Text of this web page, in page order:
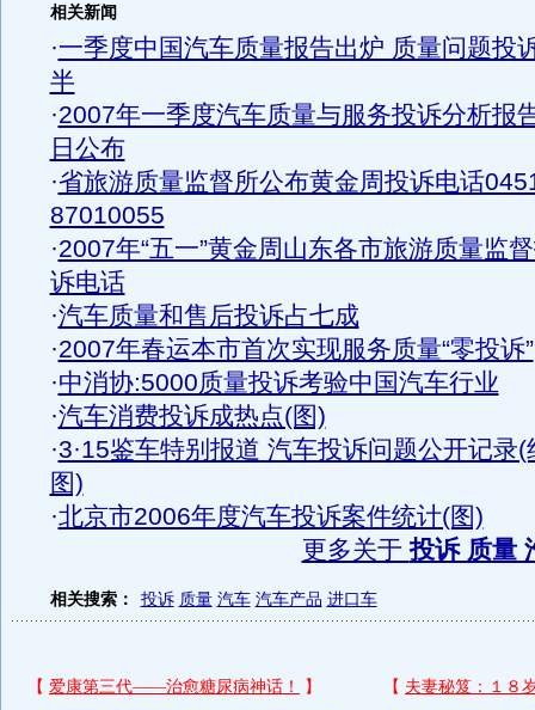
相关新闻
·一季度中国汽车质量报告出炉 质量问题投
半
·2007年一季度汽车质量与服务投诉分析报
日公布
·省旅游质量监督所公布黄金周投诉电话
87010055
·2007年“五一”黄金周山东各市旅游质量监
诉电话
·汽车质量和售后投诉占七成
·2007年春运本市首次实现服务质量“零投诉”
·中消协:5000质量投诉考验中国汽车行业
·汽车消费投诉成热点(图)
·3·15鉴车特别报道 汽车投诉问题公开记录(
图)
·北京市2006年度汽车投诉案件统计(图)
更多关于投诉 质量
相关搜索： 投诉 质量 汽车 汽车产品 进口车